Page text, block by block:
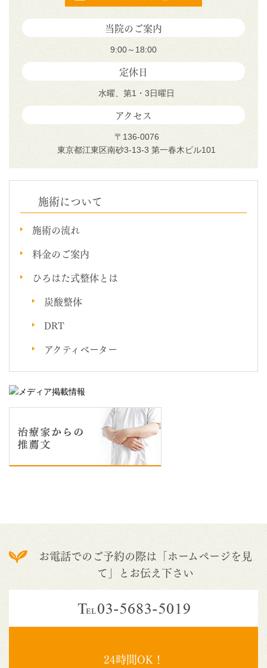
当院のご案内
9:00～18:00
定休日
水曜、第1・3日曜日
アクセス
〒136-0076
東京都江東区南砂3-13-3 第一春木ビル101
施術について
施術の流れ
料金のご案内
ひろはた式整体とは
炭酸整体
DRT
アクティベーター
お電話でのご予約の際は「ホームページを見
て」とお伝え下さい
24時間OK！